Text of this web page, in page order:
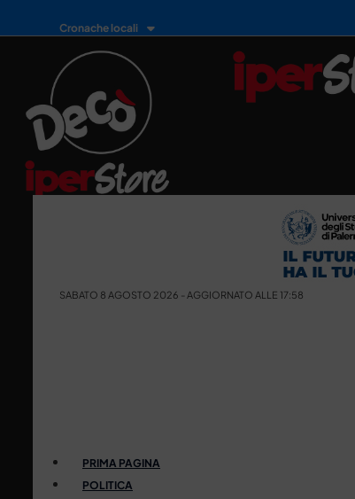
Cronache locali
SABATO 8 AGOSTO 2026 - AGGIORNATO ALLE 17:58
PRIMA PAGINA
POLITICA